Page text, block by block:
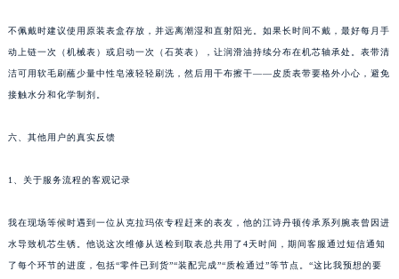
不佩戴时建议使用原装表盒存放，并远离潮湿和直射阳光。如果长时间不戴，最好每月手
动上链一次（机械表）或启动一次（石英表），让润滑油持续分布在机芯轴承处。表带清
洁可用软毛刷蘸少量中性皂液轻轻刷洗，然后用干布擦干——皮质表带要格外小心，避免
接触水分和化学制剂。
六、其他用户的真实反馈
1、关于服务流程的客观记录
我在现场等候时遇到一位从克拉玛依专程赶来的表友，他的江诗丹顿传承系列腕表曾因进
水导致机芯生锈。他说这次维修从送检到取表总共用了4天时间，期间客服通过短信通知
了每个环节的进度，包括“零件已到货”“装配完成”“质检通过”等节点。“这比我预想的要